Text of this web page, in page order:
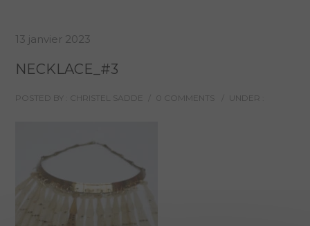
13 janvier 2023
NECKLACE_#3
POSTED BY : CHRISTEL SADDE 0 COMMENTS UNDER :